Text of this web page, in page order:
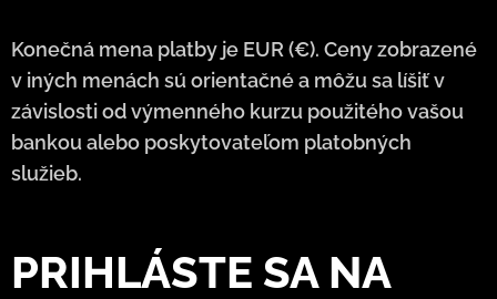
Konečná mena platby je EUR (€). Ceny zobrazené
v iných menách sú orientačné a môžu sa líšiť v
závislosti od výmenného kurzu použitého vašou
bankou alebo poskytovateľom platobných
služieb.
PRIHLÁSTE SA NA